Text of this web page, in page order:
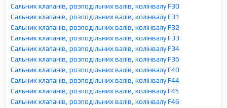
Сальник клапанів, розподільних валів, колінвалу F30
Сальник клапанів, розподільних валів, колінвалу F31
Сальник клапанів, розподільних валів, колінвалу F32
Сальник клапанів, розподільних валів, колінвалу F33
Сальник клапанів, розподільних валів, колінвалу F34
Сальник клапанів, розподільних валів, колінвалу F36
Сальник клапанів, розподільних валів, колінвалу F40
Сальник клапанів, розподільних валів, колінвалу F44
Сальник клапанів, розподільних валів, колінвалу F45
Сальник клапанів, розподільних валів, колінвалу F46